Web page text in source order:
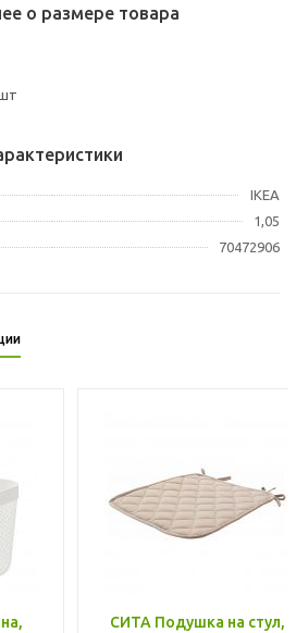
о размере товара
IKEA
1,05
70472906
СИТА Подушка на стул,